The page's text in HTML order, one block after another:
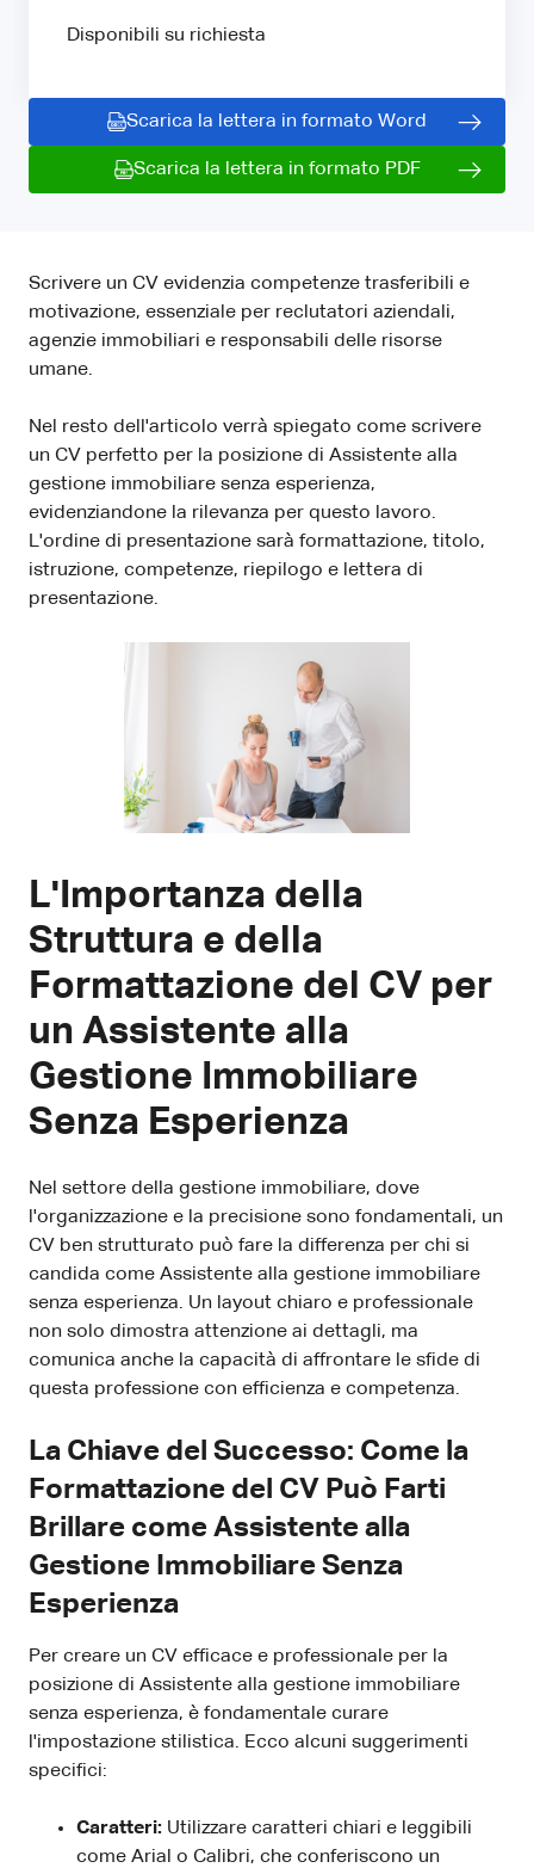
Disponibili su richiesta
Scarica la lettera in formato Word
Scarica la lettera in formato PDF
Scrivere un CV evidenzia competenze trasferibili e
motivazione, essenziale per reclutatori aziendali,
agenzie immobiliari e responsabili delle risorse
umane.
Nel resto dell'articolo verrà spiegato come scrivere
un CV perfetto per la posizione di Assistente alla
gestione immobiliare senza esperienza,
evidenziandone la rilevanza per questo lavoro.
L'ordine di presentazione sarà formattazione, titolo,
istruzione, competenze, riepilogo e lettera di
presentazione.
L'Importanza della
Struttura e della
Formattazione del CV per
un Assistente alla
Gestione Immobiliare
Senza Esperienza
Nel settore della gestione immobiliare, dove
l'organizzazione e la precisione sono fondamentali, un
CV ben strutturato può fare la differenza per chi si
candida come Assistente alla gestione immobiliare
senza esperienza. Un layout chiaro e professionale
non solo dimostra attenzione ai dettagli, ma
comunica anche la capacità di affrontare le sfide di
questa professione con efficienza e competenza.
La Chiave del Successo: Come la
Formattazione del CV Può Farti
Brillare come Assistente alla
Gestione Immobiliare Senza
Esperienza
Per creare un CV efficace e professionale per la
posizione di Assistente alla gestione immobiliare
senza esperienza, è fondamentale curare
l'impostazione stilistica. Ecco alcuni suggerimenti
specifici:
Caratteri: Utilizzare caratteri chiari e leggibili
come Arial o Calibri, che conferiscono un